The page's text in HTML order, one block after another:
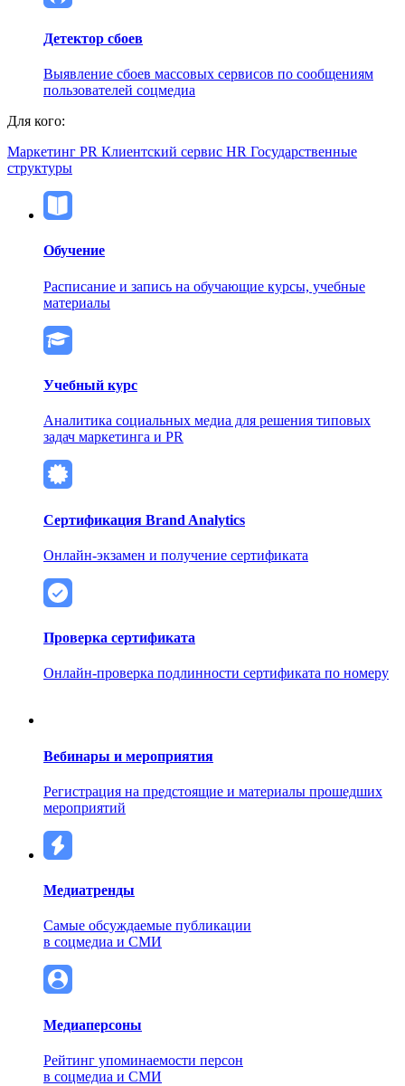
Детектор сбоев
Выявление сбоев массовых сервисов по сообщениям
пользователей соцмедиа
Для кого:
Маркетинг PR Клиентский сервис HR Государственные
структуры
Обучение
Расписание и запись на обучающие курсы, учебные
материалы
Учебный курс
Аналитика социальных медиа для решения типовых
задач маркетинга и PR
Сертификация Brand Analytics
Онлайн-экзамен и получение сертификата
Проверка сертификата
Онлайн-проверка подлинности сертификата по номеру
Вебинары и мероприятия
Регистрация на предстоящие и материалы прошедших
мероприятий
Медиатренды
Самые обсуждаемые публикации
в соцмедиа и СМИ
Медиаперсоны
Рейтинг упоминаемости персон
в соцмедиа и СМИ